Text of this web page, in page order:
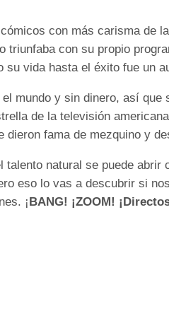
con más carisma de
triunfaba con su propio
su vida hasta el éxito fue un
mundo y sin dinero, así
de la televisión
dieron fama de mezquino y
talento natural se puede
eso lo vas a descubrir si
¡BANG! ¡ZOOM!